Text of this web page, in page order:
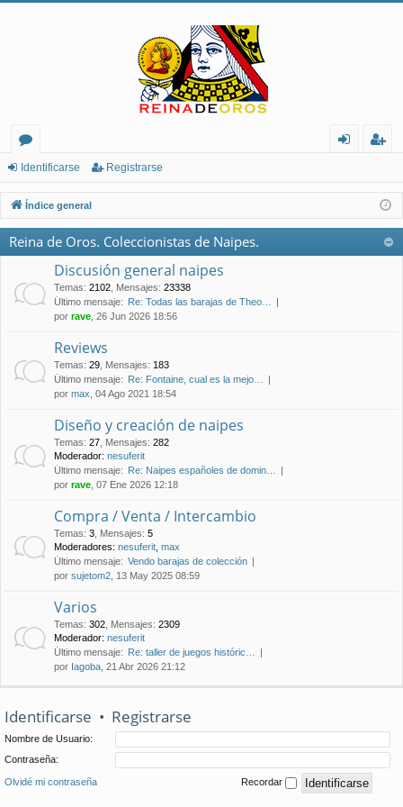
or
os
nt
ifi
ist
ra
Identificarse Registrarse
Índice general
Reina de Oros. Coleccionistas de Naipes.
Discusión general naipes
Temas: 2102 Mensajes: 23338
Último mensaje: Re: Todas las barajas de Theo…
por rave , 26 Jun 2026 18:56
Reviews
Temas: 29 Mensajes: 183
Último mensaje: Re: Fontaine, cual es la mejo…
por max , 04 Ago 2021 18:54
Diseño y creación de naipes
Temas: 27 Mensajes: 282
Moderador: nesuferit
Último mensaje: Re: Naipes españoles de domin…
por rave , 07 Ene 2026 12:18
Compra / Venta / Intercambio
Temas: 3 Mensajes: 5
Moderadores: nesuferit max
Último mensaje: Vendo barajas de colección
por sujetom2 , 13 May 2025 08:59
Varios
Temas: 302 Mensajes: 2309
Moderador: nesuferit
Último mensaje: Re: taller de juegos históric…
por Iagoba , 21 Abr 2026 21:12
Identificarse • Registrarse
Nombre de Usuario:
Contraseña:
Olvidé mi contraseña Recordar